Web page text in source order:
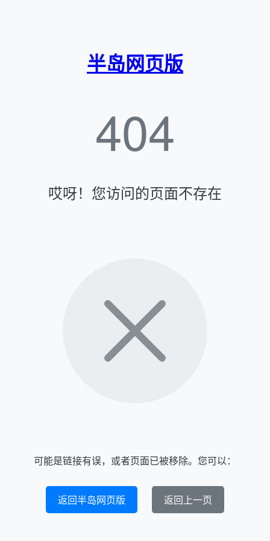
半岛网页版
404
哎呀！您访问的页面不存在
可能是链接有误，或者页面已被移除。您可以：
返回半岛网页版 返回上一页